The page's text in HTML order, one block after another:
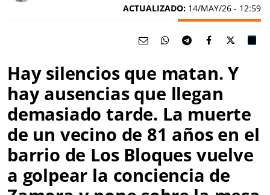
ACTUALIZADO: 14/MAY/26 - 12:59
Hay silencios que matan. Y
hay ausencias que llegan
demasiado tarde. La muerte
de un vecino de 81 años en el
barrio de Los Bloques vuelve
a golpear la conciencia de